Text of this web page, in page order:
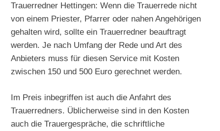
Trauerredner Hettingen: Wenn die Trauerrede nicht
von einem Priester, Pfarrer oder nahen Angehörigen
gehalten wird, sollte ein Trauerredner beauftragt
werden. Je nach Umfang der Rede und Art des
Anbieters muss für diesen Service mit Kosten
zwischen 150 und 500 Euro gerechnet werden.
Im Preis inbegriffen ist auch die Anfahrt des
Trauerredners. Üblicherweise sind in den Kosten
auch die Trauergespräche, die schriftliche